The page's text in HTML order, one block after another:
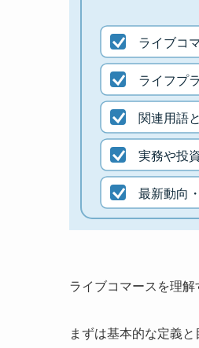
ライブコ
ライフプ
関連用語
実務や投
最新動向
ライブコマースを理
まずは基本的な定義